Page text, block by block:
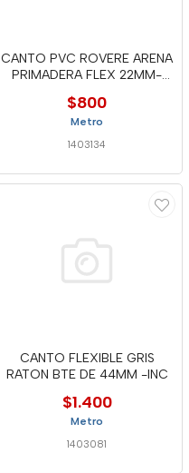
CANTO PVC ROVERE ARENA
PRIMADERA FLEX 22MM-
$800
Metro
1403134
CANTO FLEXIBLE GRIS
RATON BTE DE 44MM -INC
$1.400
Metro
1403081